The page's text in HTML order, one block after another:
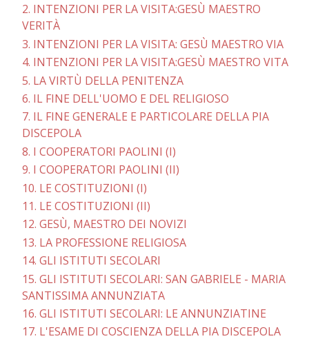
2. INTENZIONI PER LA VISITA:GESÙ MAESTRO
VERITÀ
3. INTENZIONI PER LA VISITA: GESÙ MAESTRO VIA
4. INTENZIONI PER LA VISITA:GESÙ MAESTRO VITA
5. LA VIRTÙ DELLA PENITENZA
6. IL FINE DELL'UOMO E DEL RELIGIOSO
7. IL FINE GENERALE E PARTICOLARE DELLA PIA
DISCEPOLA
8. I COOPERATORI PAOLINI (I)
9. I COOPERATORI PAOLINI (II)
10. LE COSTITUZIONI (I)
11. LE COSTITUZIONI (II)
12. GESÙ, MAESTRO DEI NOVIZI
13. LA PROFESSIONE RELIGIOSA
14. GLI ISTITUTI SECOLARI
15. GLI ISTITUTI SECOLARI: SAN GABRIELE - MARIA
SANTISSIMA ANNUNZIATA
16. GLI ISTITUTI SECOLARI: LE ANNUNZIATINE
17. L'ESAME DI COSCIENZA DELLA PIA DISCEPOLA